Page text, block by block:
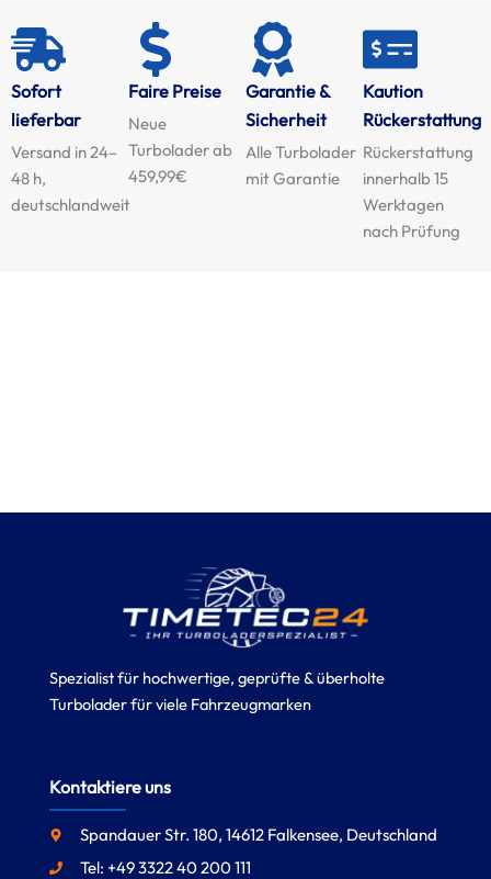
Sofort
lieferbar
Versand in 24–
48 h,
deutschlandweit
Faire Preise
Neue
Turbolader ab
459,99€
Garantie &
Sicherheit
Alle Turbolader
mit Garantie
Kaution
Rückerstattung
Rückerstattung
innerhalb 15
Werktagen
nach Prüfung
Spezialist für hochwertige, geprüfte & überholte
Turbolader für viele Fahrzeugmarken
Kontaktiere uns
Spandauer Str. 180, 14612 Falkensee, Deutschland
Tel: +49 3322 40 200 111